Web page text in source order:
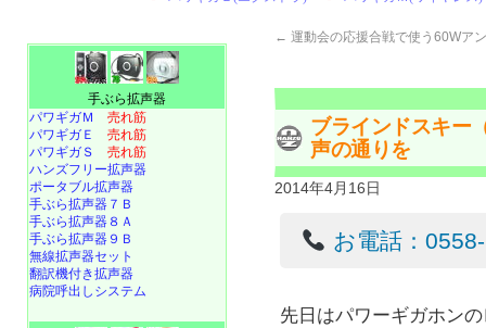
← 運動会の応援合戦で使う60Wア
ブラインドスキー
声の通りを
2014年4月16日
お電話：
先日はパワーギガホン
手ぶら拡声器
パワギガＭ 売れ筋
パワギガＥ 売れ筋
パワギガＳ 売れ筋
ハンズフリー拡声器
ポータブル拡声器
手ぶら拡声器７Ｂ
手ぶら拡声器８Ａ
手ぶら拡声器９Ｂ
無線拡声器セット
翻訳機付き拡声器
病院呼出しシステム